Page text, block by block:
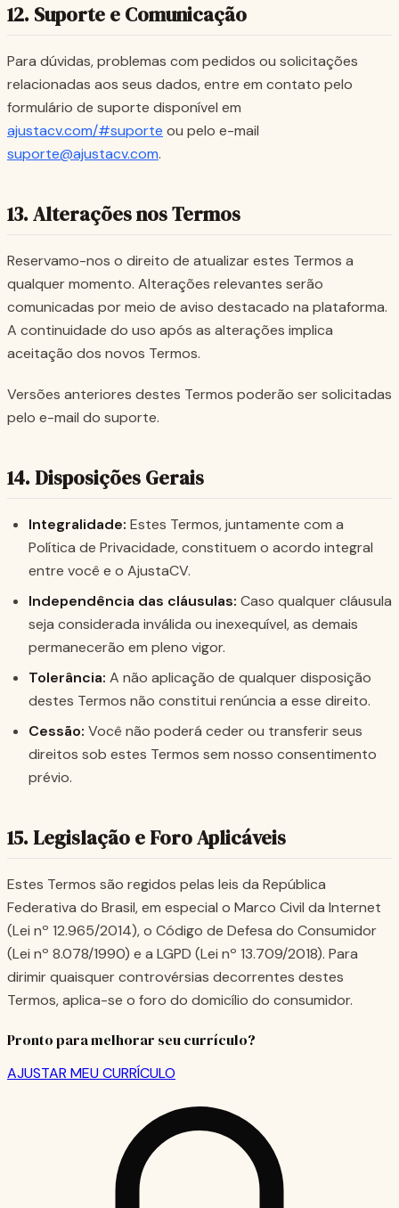
12. Suporte e Comunicação
Para dúvidas, problemas com pedidos ou solicitações
relacionadas aos seus dados, entre em contato pelo
formulário de suporte disponível em
ajustacv.com/#suporte ou pelo e-mail
suporte@ajustacv.com.
13. Alterações nos Termos
Reservamo-nos o direito de atualizar estes Termos a
qualquer momento. Alterações relevantes serão
comunicadas por meio de aviso destacado na plataforma.
A continuidade do uso após as alterações implica
aceitação dos novos Termos.
Versões anteriores destes Termos poderão ser solicitadas
pelo e-mail do suporte.
14. Disposições Gerais
Integralidade: Estes Termos, juntamente com a
Política de Privacidade, constituem o acordo integral
entre você e o AjustaCV.
Independência das cláusulas: Caso qualquer cláusula
seja considerada inválida ou inexequível, as demais
permanecerão em pleno vigor.
Tolerância: A não aplicação de qualquer disposição
destes Termos não constitui renúncia a esse direito.
Cessão: Você não poderá ceder ou transferir seus
direitos sob estes Termos sem nosso consentimento
prévio.
15. Legislação e Foro Aplicáveis
Estes Termos são regidos pelas leis da República
Federativa do Brasil, em especial o Marco Civil da Internet
(Lei nº 12.965/2014), o Código de Defesa do Consumidor
(Lei nº 8.078/1990) e a LGPD (Lei nº 13.709/2018). Para
dirimir quaisquer controvérsias decorrentes destes
Termos, aplica-se o foro do domicílio do consumidor.
Pronto para melhorar seu currículo?
AJUSTAR MEU CURRÍCULO